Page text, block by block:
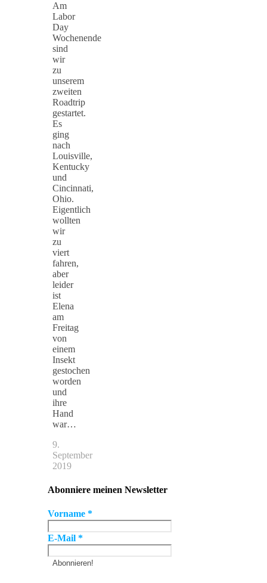
Am
Labor
Day
Wochenende
sind
wir
zu
unserem
zweiten
Roadtrip
gestartet.
Es
ging
nach
Louisville,
Kentucky
und
Cincinnati,
Ohio.
Eigentlich
wollten
wir
zu
viert
fahren,
aber
leider
ist
Elena
am
Freitag
von
einem
Insekt
gestochen
worden
und
ihre
Hand
war…
9.
September
2019
Abonniere meinen Newsletter
Vorname *
E-Mail *